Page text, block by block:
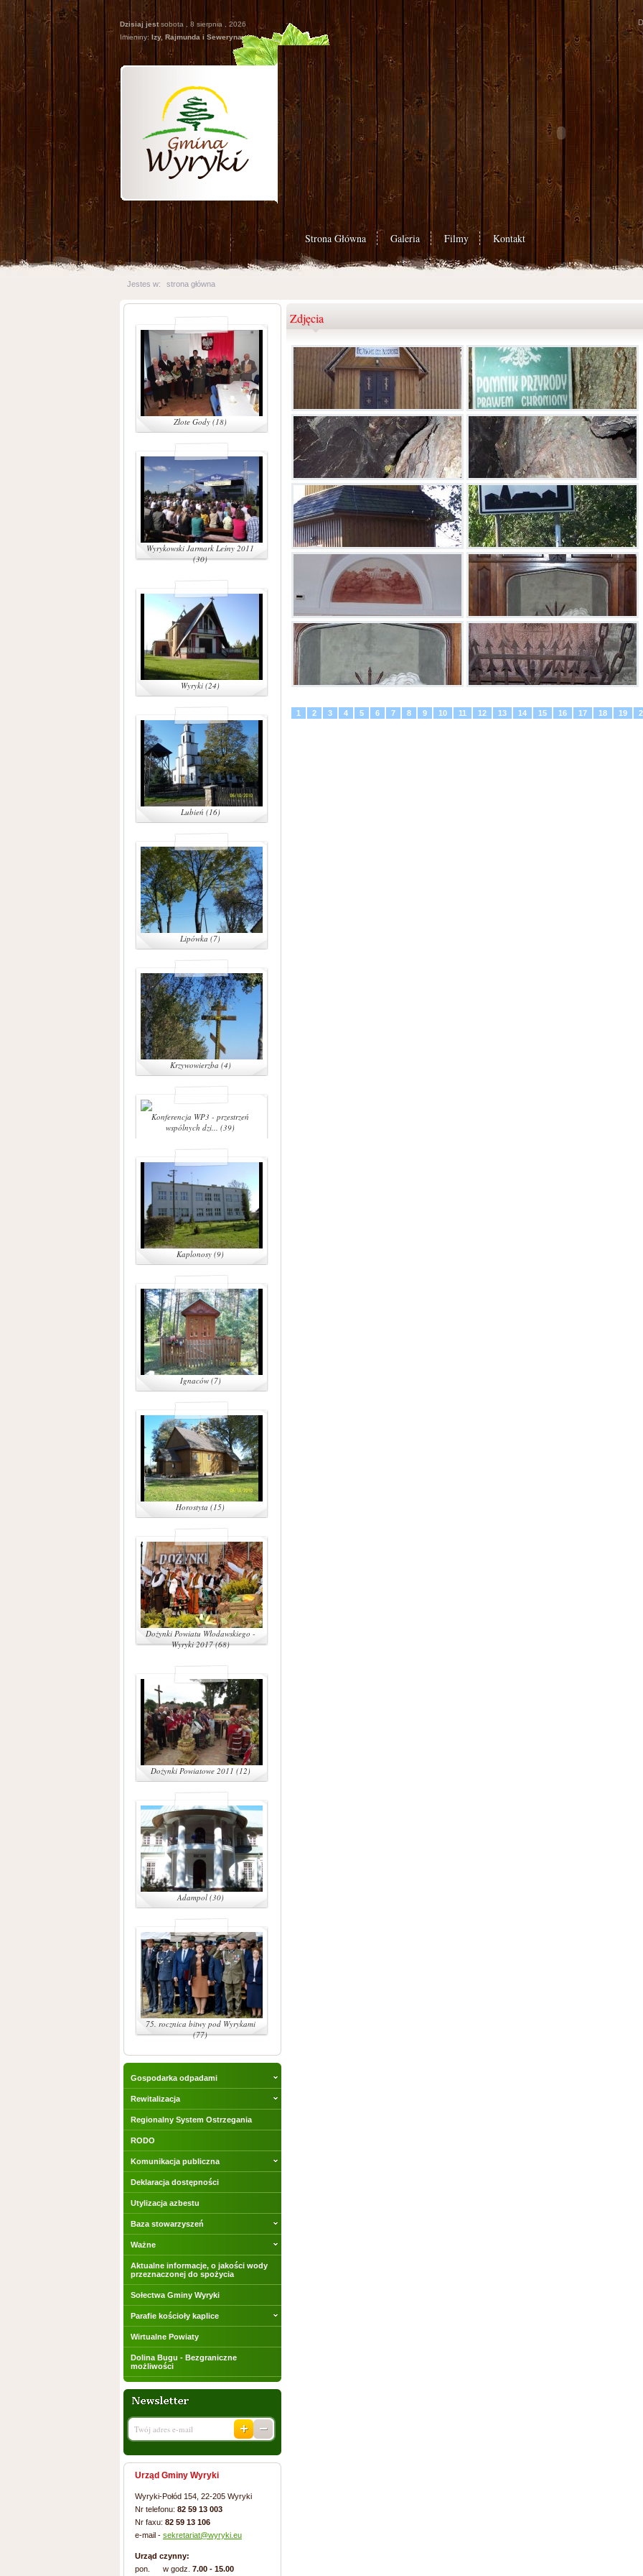
Dzisiaj jest sobota , 8 sierpnia , 2026
Imieniny: Izy, Rajmunda i Seweryna
Strona Główna Galeria Filmy Kontakt
Jestes w: strona główna
Złote Gody (18)
Wyrykowski Jarmark Leśny 2011
(30)
Wyryki (24)
Lubień (16)
Lipówka (7)
Krzywowierzba (4)
Konferencja WP3 - przestrzeń
wspólnych dzi... (39)
Kaplonosy (9)
Ignaców (7)
Horostyta (15)
Dożynki Powiatu Włodawskiego -
Wyryki 2017 (68)
Dożynki Powiatowe 2011 (12)
Adampol (30)
75. rocznica bitwy pod Wyrykami
(77)
Gospodarka odpadami
Rewitalizacja
Regionalny System Ostrzegania
RODO
Komunikacja publiczna
Deklaracja dostępności
Utylizacja azbestu
Baza stowarzyszeń
Ważne
Aktualne informacje, o jakości wody
przeznaczonej do spożycia
Sołectwa Gminy Wyryki
Parafie kościoły kaplice
Wirtualne Powiaty
Dolina Bugu - Bezgraniczne
możliwości
Urząd Gminy Wyryki
Wyryki-Połód 154, 22-205 Wyryki
Nr telefonu: 82 59 13 003
Nr faxu: 82 59 13 106
e-mail - sekretariat@wyryki.eu
Urząd czynny:
pon. w godz. 7.00 - 15.00
Zdjęcia
1 2 3 4 5 6 7 8 9 10 11 12 13 14 15 16 17 18 19